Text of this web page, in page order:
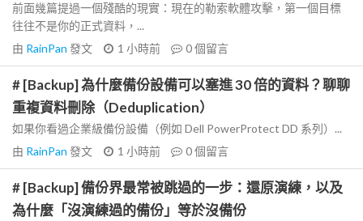
前面幾篇提過一個殘酷的現實：現在的勒索軟體攻擊，第一個目標
往往不是你的正式資料，...
由 RainPan 發文 1 小時前 0個留言
# [Backup] 為什麼備份設備可以塞進 30 倍的資料？聊聊
重複資料刪除（Deduplication）
如果你看過企業級備份設備（例如 Dell PowerProtect DD 系列）...
由 RainPan 發文 1 小時前 0個留言
# [Backup] 備份界最常被跳過的一步：還原演練，以及
為什麼「沒演練過的備份」等於沒備份